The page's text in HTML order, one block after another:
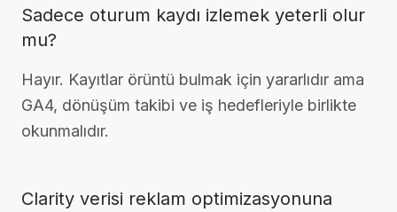
Sadece oturum kaydı izlemek yeterli olur
mu?
Hayır. Kayıtlar örüntü bulmak için yararlıdır ama
GA4, dönüşüm takibi ve iş hedefleriyle birlikte
okunmalıdır.
Clarity verisi reklam optimizasyonuna